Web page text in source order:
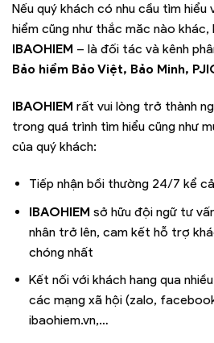
Nếu quý khách có nhu cầu tìm hiểu
hiểm cũng như thắc măc nào khác,
IBAOHIEM – là đối tác và kênh
Bảo hiểm Bảo Việt, Bảo Minh,
IBAOHIEM rất vui lòng trở thành
trong quá trình tìm hiểu cũng như
của quý khách:
Tiếp nhận bồi thường 24/7 kể
IBAOHIEMsở hữu đội ngữ tư
nhân trở lên, cam kết hỗ trợ
chóng nhất
Kết nối với khách hang qua
các mạng xã hội (zalo,
ibaohiem.vn,…